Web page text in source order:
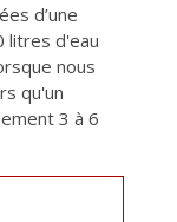
d’une
litres d'eau
nous
qu'un
3 à 6